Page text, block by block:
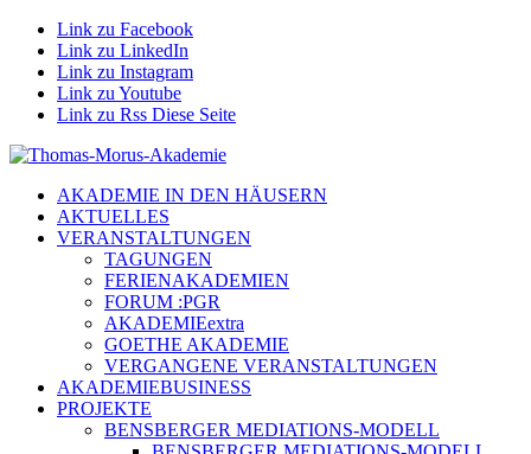
Link zu Facebook
Link zu LinkedIn
Link zu Instagram
Link zu Youtube
Link zu Rss Diese Seite
AKADEMIE IN DEN HÄUSERN
AKTUELLES
VERANSTALTUNGEN
TAGUNGEN
FERIENAKADEMIEN
FORUM :PGR
AKADEMIEextra
GOETHE AKADEMIE
VERGANGENE VERANSTALTUNGEN
AKADEMIEBUSINESS
PROJEKTE
BENSBERGER MEDIATIONS-MODELL